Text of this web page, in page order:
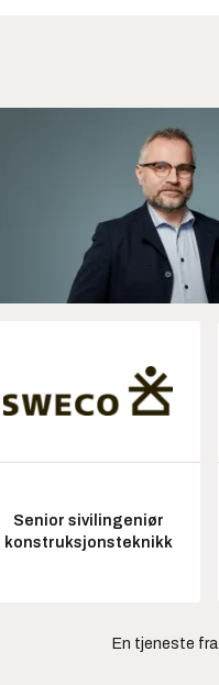
Senior sivilingeniør
konstruksjonsteknikk
En tjeneste fra